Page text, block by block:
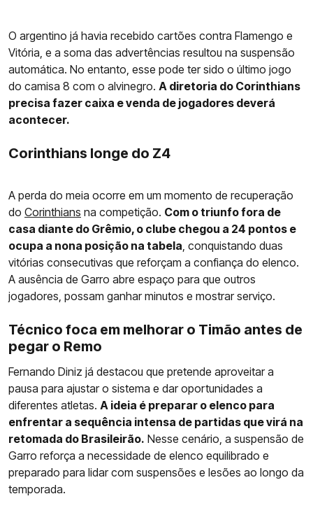
O argentino já havia recebido cartões contra Flamengo e
Vitória, e a soma das advertências resultou na suspensão
automática. No entanto, esse pode ter sido o último jogo
do camisa 8 com o alvinegro. A diretoria do Corinthians
precisa fazer caixa e venda de jogadores deverá
acontecer.
Corinthians longe do Z4
A perda do meia ocorre em um momento de recuperação
do Corinthians na competição. Com o triunfo fora de
casa diante do Grêmio, o clube chegou a 24 pontos e
ocupa a nona posição na tabela, conquistando duas
vitórias consecutivas que reforçam a confiança do elenco.
A ausência de Garro abre espaço para que outros
jogadores, possam ganhar minutos e mostrar serviço.
Técnico foca em melhorar o Timão antes de
pegar o Remo
Fernando Diniz já destacou que pretende aproveitar a
pausa para ajustar o sistema e dar oportunidades a
diferentes atletas. A ideia é preparar o elenco para
enfrentar a sequência intensa de partidas que virá na
retomada do Brasileirão. Nesse cenário, a suspensão de
Garro reforça a necessidade de elenco equilibrado e
preparado para lidar com suspensões e lesões ao longo da
temporada.